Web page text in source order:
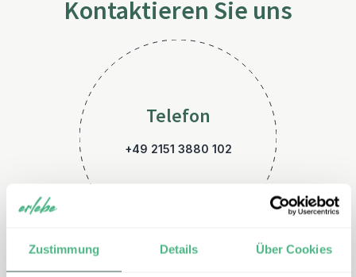
Zustimmung Details Über Cookies
Kontaktieren Sie uns
Telefon
+49 2151 3880 102